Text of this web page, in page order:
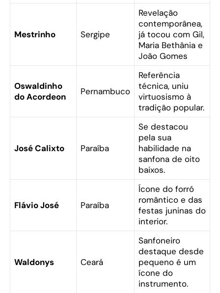
Mestrinho Sergipe
Revelação
contemporânea,
já tocou com Gil,
Maria Bethânia e
João Gomes
Oswaldinho
do Acordeon
Pernambuco
Referência
técnica, uniu
virtuosismo à
tradição popular.
José Calixto Paraíba
Se destacou
pela sua
habilidade na
sanfona de oito
baixos.
Flávio José Paraíba
Ícone do forró
romântico e das
festas juninas do
interior.
Waldonys Ceará
Sanfoneiro
destaque desde
pequeno é um
ícone do
instrumento.